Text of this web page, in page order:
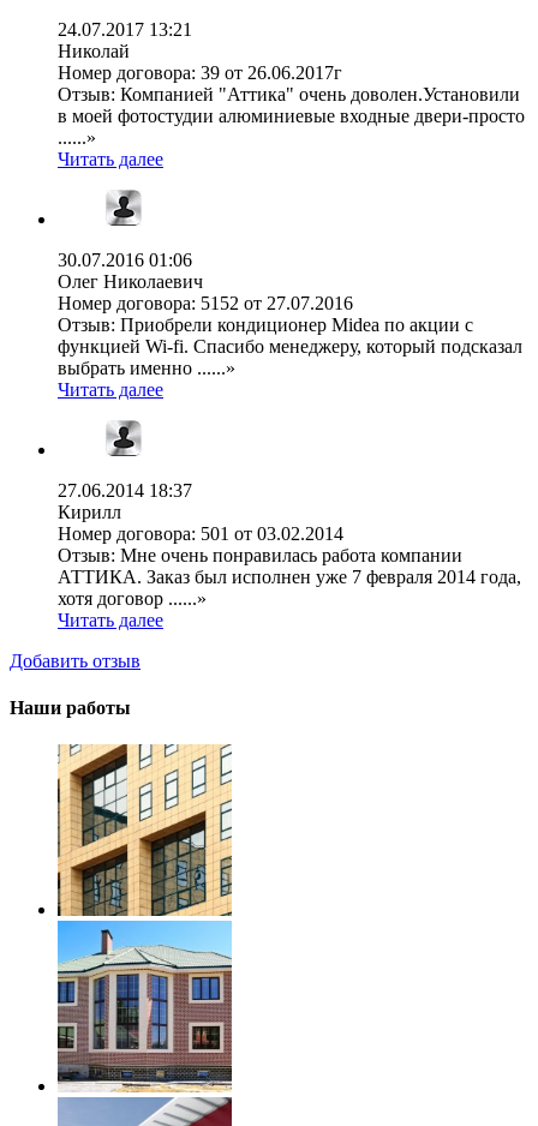
24.07.2017 13:21
Николай
Номер договора: 39 от 26.06.2017г
Отзыв: Компанией "Аттика" очень доволен.Установили
в моей фотостудии алюминиевые входные двери-просто
......»
Читать далее
30.07.2016 01:06
Олег Николаевич
Номер договора: 5152 от 27.07.2016
Отзыв: Приобрели кондиционер Midea по акции с
функцией Wi-fi. Спасибо менеджеру, который подсказал
выбрать именно ......»
Читать далее
27.06.2014 18:37
Кирилл
Номер договора: 501 от 03.02.2014
Отзыв: Мне очень понравилась работа компании
АТТИКА. Заказ был исполнен уже 7 февраля 2014 года,
хотя договор ......»
Читать далее
Добавить отзыв
Наши работы